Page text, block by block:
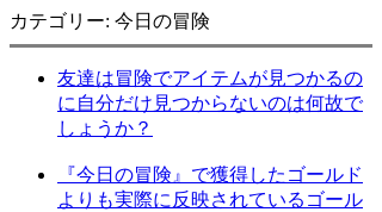
カテゴリー: 今日の冒険
友達は冒険でアイテムが見つかるの
に自分だけ見つからないのは何故で
しょうか？
『今日の冒険』で獲得したゴールド
よりも実際に反映されているゴール